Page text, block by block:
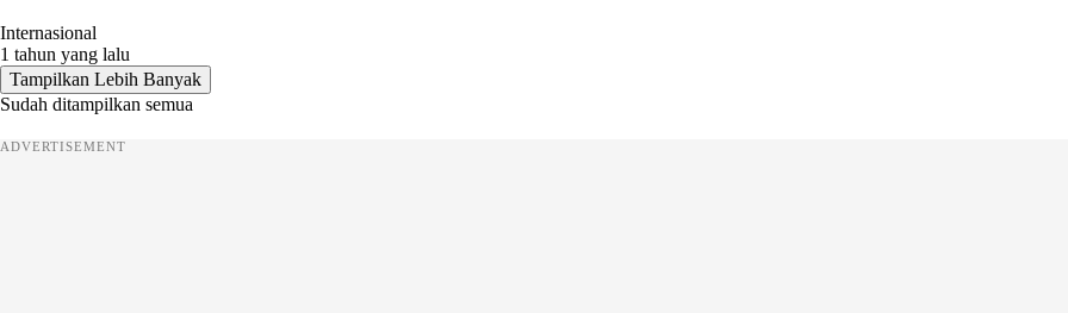
Internasional
1 tahun yang lalu
Tampilkan Lebih Banyak
Sudah ditampilkan semua
ADVERTISEMENT